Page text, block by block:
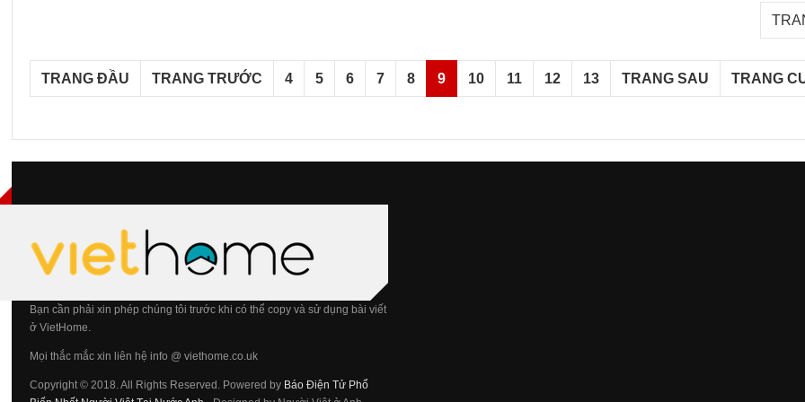
TRANG ĐẦU TRANG TRƯỚC 4 5 6 7 8 9 10 11 12 13 TRANG SAU TRANG
Bạn cần phải xin phép chúng tôi trước khi có thể copy và sử dụng bài viết
ở VietHome.
Mọi thắc mắc xin liên hệ info @ viethome.co.uk
Copyright © 2018. All Rights Reserved. Powered by Báo Điện Tử Phổ